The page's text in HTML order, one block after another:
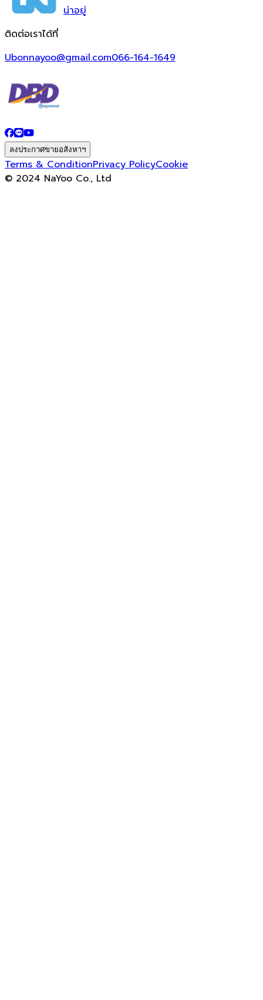
น่าอยู่
ติดต่อเราได้ที่
Ubonnayoo@gmail.com066-164-1649
ลงประกาศขายอสังหาฯ
Terms & ConditionPrivacy PolicyCookie
© 2024 NaYoo Co., Ltd